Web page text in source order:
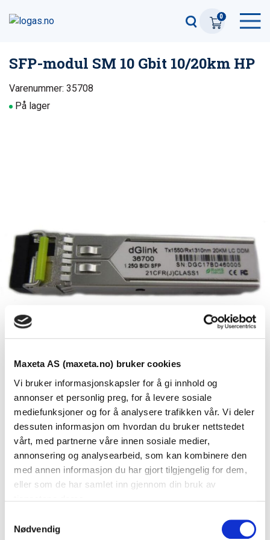
Maxeta AS (maxeta.no) bruker cookies
Vi bruker informasjonskapsler for å gi innhold og
annonser et personlig preg, for å levere sosiale
mediefunksjoner og for å analysere trafikken vår. Vi deler
dessuten informasjon om hvordan du bruker nettstedet
vårt, med partnerne våre innen sosiale medier,
annonsering og analysearbeid, som kan kombinere den
med annen informasjon du har gjort tilgjengelig for dem,
eller som de har samlet inn gjennom din bruk av
Nødvendig
0
Se dokumenter
Dokumenter
SFP-modul SM 10 Gbit 10/20km HP
Varenummer: 35708
På lager